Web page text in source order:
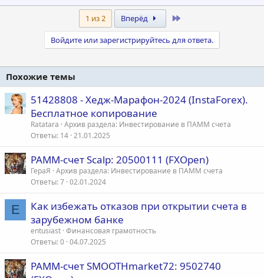
1 из 2 Вперёд
Войдите или зарегистрируйтесь для ответа.
Похожие темы
51428808 - Хедж-Марафон-2024 (InstaForex).
Бесплатное копирование
Ratatara Архив раздела: Инвестирование в ПАММ счета
Ответы 14 21.01.2025
PAMM-счет Scalp: 20500111 (FXOpen)
ГераЯ Архив раздела: Инвестирование в ПАММ счета
Ответы 7 02.01.2024
E
Как избежать отказов при открытии счета в
зарубежном банке
entusiast Финансовая грамотность
Ответы 0 04.07.2025
PAMM-счет SMOOTHmarket72: 9502740